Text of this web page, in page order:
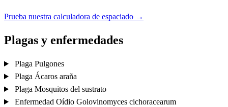
Prueba nuestra calculadora de espaciado →
Plagas y enfermedades
Plaga Pulgones
Plaga Ácaros araña
Plaga Mosquitos del sustrato
Enfermedad Oídio Golovinomyces cichoracearum